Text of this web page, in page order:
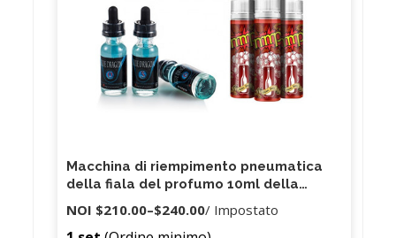
Macchina di riempimento pneumatica
della fiala del profumo 10ml della
singola testa semiautomatica della
piccola scala G1WY 10-100ml
NOI $210.00–$240.00/ Impostato